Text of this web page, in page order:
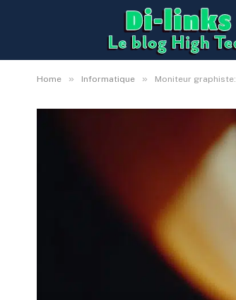
Home » Informatique » Moniteur